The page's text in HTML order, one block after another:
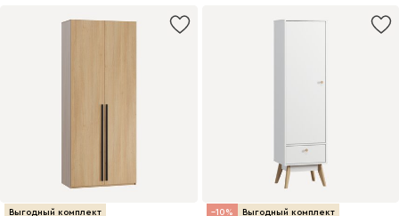
Выгодный комплект 10 Выгодный комплект